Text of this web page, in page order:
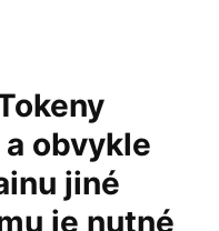
obvykle
jiné
je nutné